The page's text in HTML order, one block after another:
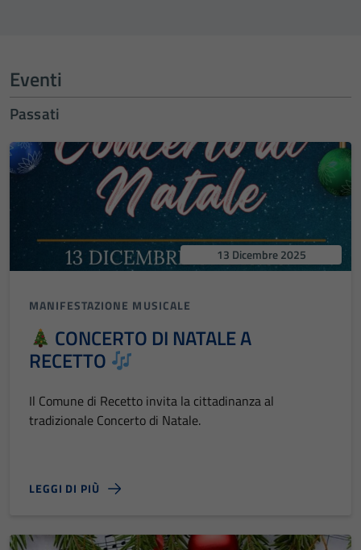
Eventi
Passati
13 Dicembre 2025
MANIFESTAZIONE MUSICALE
CONCERTO DI NATALE A
RECETTO
Il Comune di Recetto invita la cittadinanza al
tradizionale Concerto di Natale.
LEGGI DI PIÙ